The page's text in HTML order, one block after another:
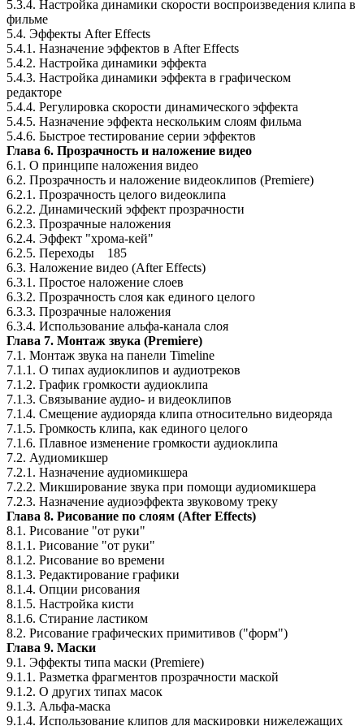
5.3.4. Настройка динамики скорости воспроизведения клипа в
фильме
5.4. Эффекты After Effects
5.4.1. Назначение эффектов в After Effects
5.4.2. Настройка динамики эффекта
5.4.3. Настройка динамики эффекта в графическом
редакторе
5.4.4. Регулировка скорости динамического эффекта
5.4.5. Назначение эффекта нескольким слоям фильма
5.4.6. Быстрое тестирование серии эффектов
Глава 6. Прозрачность и наложение видео
6.1. О принципе наложения видео
6.2. Прозрачность и наложение видеоклипов (Premiere)
6.2.1. Прозрачность целого видеоклипа
6.2.2. Динамический эффект прозрачности
6.2.3. Прозрачные наложения
6.2.4. Эффект "хрома-кей"
6.2.5. Переходы 185
6.3. Наложение видео (After Effects)
6.3.1. Простое наложение слоев
6.3.2. Прозрачность слоя как единого целого
6.3.3. Прозрачные наложения
6.3.4. Использование альфа-канала слоя
Глава 7. Монтаж звука (Premiere)
7.1. Монтаж звука на панели Timeline
7.1.1. О типах аудиоклипов и аудиотреков
7.1.2. График громкости аудиоклипа
7.1.3. Связывание аудио- и видеоклипов
7.1.4. Смещение аудиоряда клипа относительно видеоряда
7.1.5. Громкость клипа, как единого целого
7.1.6. Плавное изменение громкости аудиоклипа
7.2. Аудиомикшер
7.2.1. Назначение аудиомикшера
7.2.2. Микширование звука при помощи аудиомикшера
7.2.3. Назначение аудиоэффекта звуковому треку
Глава 8. Рисование по слоям (After Effects)
8.1. Рисование "от руки"
8.1.1. Рисование "от руки"
8.1.2. Рисование во времени
8.1.3. Редактирование графики
8.1.4. Опции рисования
8.1.5. Настройка кисти
8.1.6. Стирание ластиком
8.2. Рисование графических примитивов ("форм")
Глава 9. Маски
9.1. Эффекты типа маски (Premiere)
9.1.1. Разметка фрагментов прозрачности маской
9.1.2. О других типах масок
9.1.3. Альфа-маска
9.1.4. Использование клипов для маскировки нижележащих